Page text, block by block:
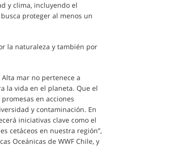
y clima, incluyendo el
proteger al menos un
la naturaleza y también por
mar no pertenece a
la vida en el planeta. Que el
en acciones
y contaminación. En
iniciativas clave como el
cetáceos en nuestra región”,
Oceánicas de WWF Chile, y